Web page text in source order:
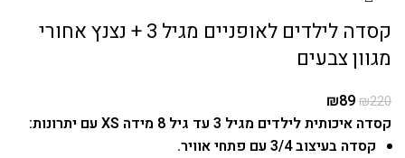
קסדה לילדים לאופניים מגיל 3 + נצנץ אחורי
מגוון צבעים
₪220
₪89
קסדה איכותית לילדים מגיל 3 עד גיל 8 מידה XS עם יתרונות:
קסדה בעיצוב 3/4 עם פתחי אוויר.